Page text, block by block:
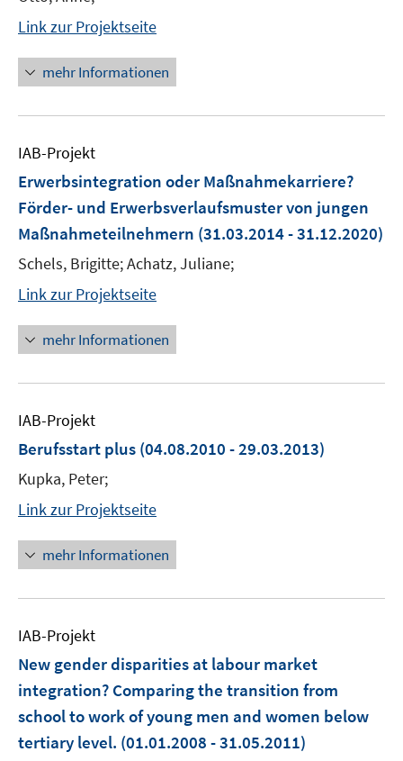
Link zur Projektseite
mehr Informationen
IAB-Projekt
Erwerbsintegration oder Maßnahmekarriere?
Förder- und Erwerbsverlaufsmuster von jungen
Maßnahmeteilnehmern (31.03.2014 - 31.12.2020)
Schels, Brigitte; Achatz, Juliane;
Link zur Projektseite
mehr Informationen
IAB-Projekt
Berufsstart plus (04.08.2010 - 29.03.2013)
Kupka, Peter;
Link zur Projektseite
mehr Informationen
IAB-Projekt
New gender disparities at labour market
integration? Comparing the transition from
school to work of young men and women below
tertiary level. (01.01.2008 - 31.05.2011)